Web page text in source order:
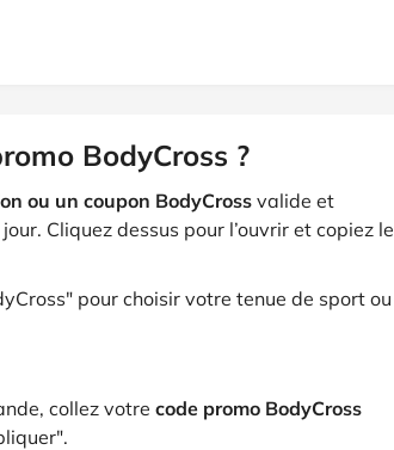
BodyCross ?
ou un coupon BodyCross valide et
Cliquez dessus pour l’ouvrir et copiez le
pour choisir votre tenue de sport ou
collez votre code promo BodyCross